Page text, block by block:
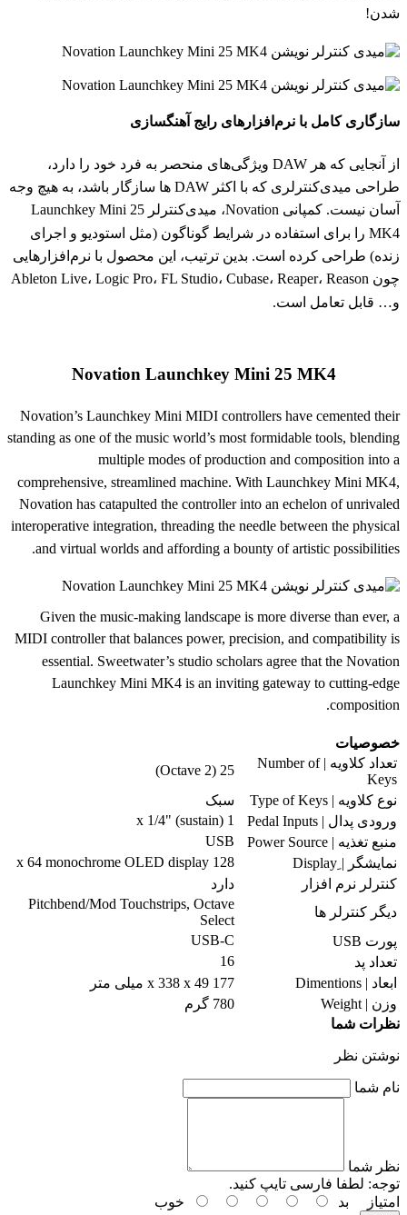
شدن!
سازگاری کامل با نرم‌افزارهای رایج آهنگسازی
از آنجایی که هر DAW ویژگی‌های منحصر به فرد خود را دارد،
طراحی میدی‌کنترلری که با اکثر DAW ها سازگار باشد، به هیچ وجه
آسان نیست. کمپانی Novation، میدی‌کنترلر Launchkey Mini 25
MK4 را برای استفاده در شرایط گوناگون (مثل استودیو و اجرای
زنده) طراحی کرده است. بدین ترتیب، این محصول با نرم‌افزارهایی
چون Ableton Live، Logic Pro، FL Studio، Cubase، Reaper، Reason
و… قابل تعامل است.
Novation Launchkey Mini 25 MK4
Novation’s Launchkey Mini MIDI controllers have cemented their
standing as one of the music world’s most formidable tools, blending
multiple modes of production and composition into a
comprehensive, streamlined machine. With Launchkey Mini MK4,
Novation has catapulted the controller into an echelon of unrivaled
interoperative integration, threading the needle between the physical
and virtual worlds and affording a bounty of artistic possibilities.
Given the music-making landscape is more diverse than ever, a
MIDI controller that balances power, precision, and compatibility is
essential. Sweetwater’s studio scholars agree that the Novation
Launchkey Mini MK4 is an inviting gateway to cutting-edge
composition.
خصوصیات
تعداد کلاویه | Number of
Keys
25 (2 Octave)
نوع کلاویه | Type of Keys
سبک
ورودی پدال | Pedal Inputs
1 x 1/4" (sustain)
منبع تغذیه | Power Source
USB
نمایشگر | ِDisplay
128 x 64 monochrome OLED display
کنترلر نرم افزار
دارد
دیگر کنترلر ها
Pitchbend/Mod Touchstrips, Octave
Select
پورت USB
USB-C
تعداد پد
16
ابعاد | Dimentions
177 x 338 x 49 میلی متر
وزن | Weight
780 گرم
نظرات شما
نوشتن نظر
نام شما
نظر شما
توجه: لطفا فارسی تایپ کنید.
امتیاز
بد خوب